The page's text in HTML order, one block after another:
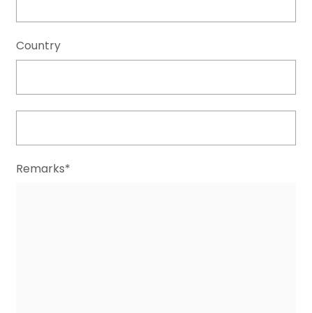
Country
Remarks*